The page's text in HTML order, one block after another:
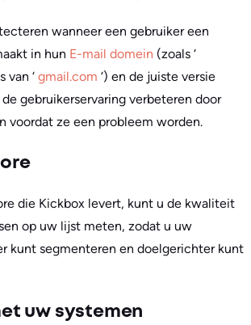
wanneer een gebruiker een
in hun E-mail domein (zoals ‘
van ‘ gmail.com ‘) en de juiste versie
gebruikerservaring verbeteren door
voordat ze een probleem worden.
die Kickbox levert, kunt u de kwaliteit
op uw lijst meten, zodat u uw
kunt segmenteren en doelgerichter kunt
uw systemen